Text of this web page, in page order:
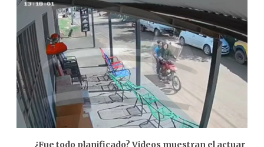
¿Fue todo planificado? Videos muestran el actuar